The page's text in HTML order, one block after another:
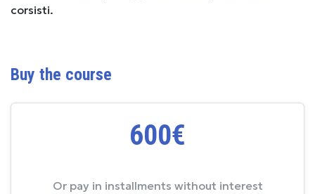
corsisti.
Buy the course
600€
Or pay in installments without interest